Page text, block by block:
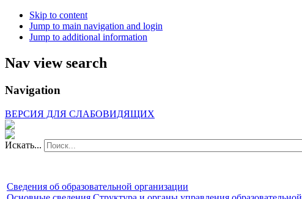
Skip to content
Jump to main navigation and login
Jump to additional information
Nav view search
Navigation
ВЕРСИЯ ДЛЯ СЛАБОВИДЯЩИХ
Искать...
Сведения об образовательной организации